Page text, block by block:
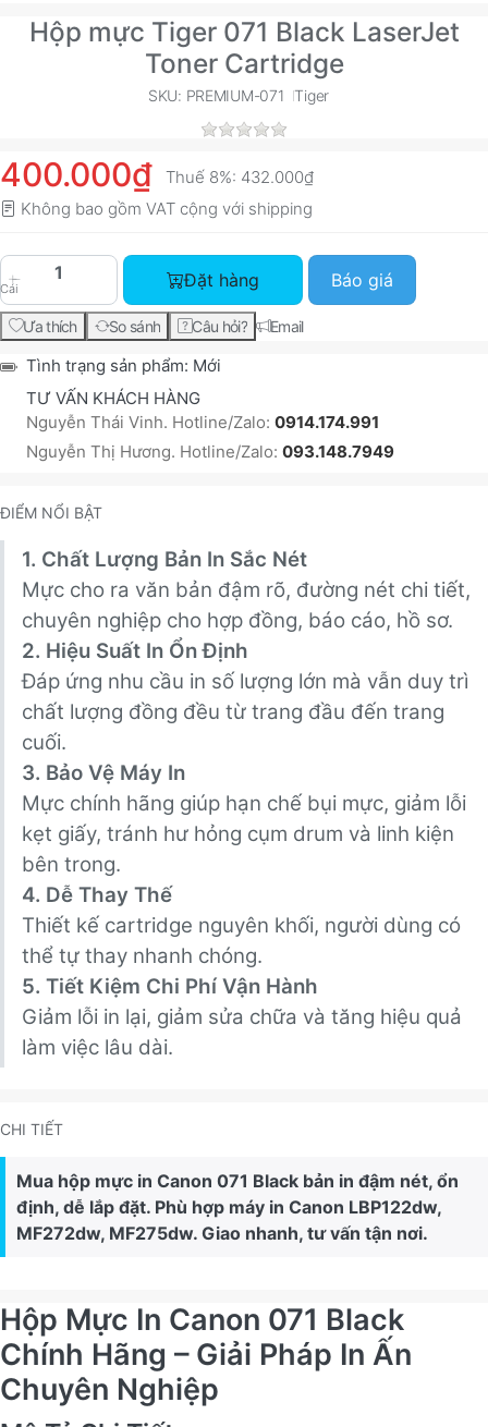
Hộp mực Tiger 071 Black LaserJet
Toner Cartridge
SKU: PREMIUM-071 Tiger
400.000₫ Thuế 8%: 432.000₫
Không bao gồm VAT cộng với shipping
Cái
Hộp mực Tiger 071 Black LaserJet Toner
Đặt hàng Báo giá
Ưa thích So sánh Câu hỏi? Email
Tình trạng sản phẩm: Mới
TƯ VẤN KHÁCH HÀNG
Nguyễn Thái Vinh. Hotline/Zalo: 0914.174.991
Nguyễn Thị Hương. Hotline/Zalo: 093.148.7949
ĐIỂM NỔI BẬT
1. Chất Lượng Bản In Sắc Nét
Mực cho ra văn bản đậm rõ, đường nét chi tiết,
chuyên nghiệp cho hợp đồng, báo cáo, hồ sơ.
2. Hiệu Suất In Ổn Định
Đáp ứng nhu cầu in số lượng lớn mà vẫn duy trì
chất lượng đồng đều từ trang đầu đến trang
cuối.
3. Bảo Vệ Máy In
Mực chính hãng giúp hạn chế bụi mực, giảm lỗi
kẹt giấy, tránh hư hỏng cụm drum và linh kiện
bên trong.
4. Dễ Thay Thế
Thiết kế cartridge nguyên khối, người dùng có
thể tự thay nhanh chóng.
5. Tiết Kiệm Chi Phí Vận Hành
Giảm lỗi in lại, giảm sửa chữa và tăng hiệu quả
làm việc lâu dài.
CHI TIẾT
Mua hộp mực in Canon 071 Black bản in đậm nét, ổn
định, dễ lắp đặt. Phù hợp máy in Canon LBP122dw,
MF272dw, MF275dw. Giao nhanh, tư vấn tận nơi.
Hộp Mực In Canon 071 Black
Chính Hãng – Giải Pháp In Ấn
Chuyên Nghiệp